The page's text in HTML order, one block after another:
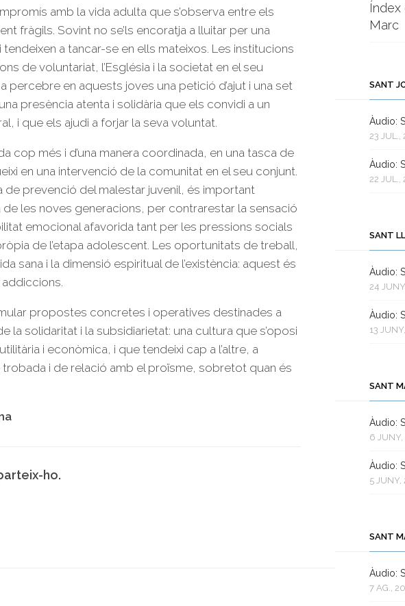
amb la vida adulta que s’observa entre els
fràgils. Sovint no se’ls encoratja a lluitar per una
a tancar-se en ells mateixos. Les institucions
de voluntariat, l’Església i la societat en el seu
percebre en aquests joves una petició d’ajut i una set
presència atenta i solidària que els convidi a un
i que els ajudi a forjar la seva voluntat.
cop més i d’una manera coordinada, en una tasca de
en una intervenció de la comunitat en el seu conjunt.
de prevenció del malestar juvenil, és important
de les noves generacions, per contrarestar la sensació
emocional afavorida tant per les pressions socials
de l’etapa adolescent. Les oportunitats de treball,
sana i la dimensió espiritual de l’existència: aquest és
propostes concretes i operatives destinades a
la solidaritat i la subsidiarietat: una cultura que s’oposi
i econòmica, i que tendeixi cap a l’altre, a
trobada i de relació amb el proïsme, sobretot quan és
ho.
Índex
Marc
SANT
Àudio:
23 JUL.,
Àudio:
22 JUL.,
SANT
Àudio:
24
Àudio:
13
SANT
Àudio:
6
Àudio:
5 JUNY,
SANT
Àudio:
7 AG.,